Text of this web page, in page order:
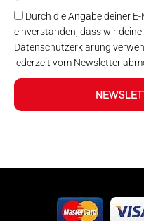
Durch die Angabe deiner
einverstanden, dass wir
Datenschutzerklärung
jederzeit vom Newsletter